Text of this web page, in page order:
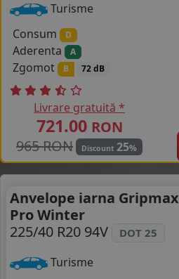
Turisme
Consum
D
Aderenta A
Zgomot B 72 dB
Livrare gratuită *
721.00 RON
965 RON
Discount 25%
Anvelope iarna Gripmax
Pro Winter
225/40 R20 94V
DOT 25
Turisme